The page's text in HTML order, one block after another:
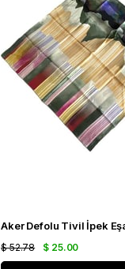
$ 25.00
$ 52.78